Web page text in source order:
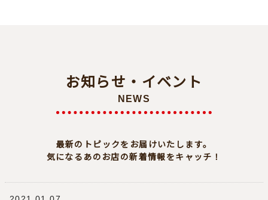
お知らせ・イベント
NEWS
最新のトピックをお届けいたします。
気になるあのお店の新着情報をキャッチ！